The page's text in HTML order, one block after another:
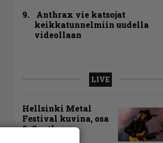
Anthrax vie katsojat
keikkatunnelmiin uudella
videollaan
LIVE
Hellsinki Metal
Festival kuvina, osa
2: Opeth,